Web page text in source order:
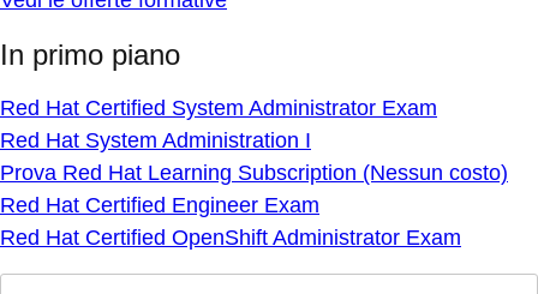
In primo piano
Red Hat Certified System Administrator Exam
Red Hat System Administration I
Prova Red Hat Learning Subscription (Nessun costo)
Red Hat Certified Engineer Exam
Red Hat Certified OpenShift Administrator Exam